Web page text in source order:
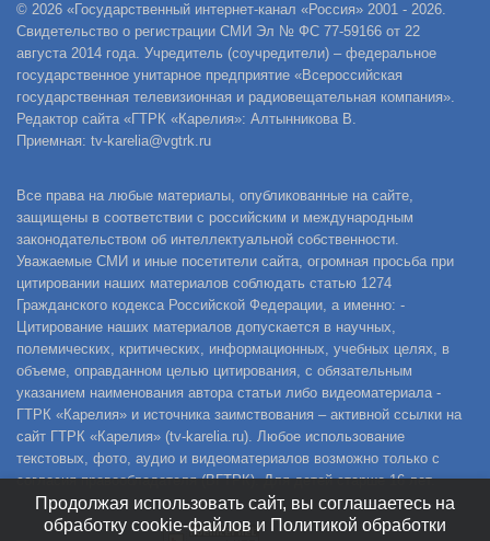
© 2026 «Государственный интернет-канал «Россия» 2001 - 2026.
Свидетельство о регистрации СМИ Эл № ФС 77-59166 от 22
августа 2014 года. Учредитель (соучредители) – федеральное
государственное унитарное предприятие «Всероссийская
государственная телевизионная и радиовещательная компания».
Редактор сайта «ГТРК «Карелия»: Алтынникова В.
Приемная: tv-karelia@vgtrk.ru
Все права на любые материалы, опубликованные на сайте,
защищены в соответствии с российским и международным
законодательством об интеллектуальной собственности.
Уважаемые СМИ и иные посетители сайта, огромная просьба при
цитировании наших материалов соблюдать статью 1274
Гражданского кодекса Российской Федерации, а именно: -
Цитирование наших материалов допускается в научных,
полемических, критических, информационных, учебных целях, в
объеме, оправданном целью цитирования, с обязательным
указанием наименования автора статьи либо видеоматериала -
ГТРК «Карелия» и источника заимствования – активной ссылки на
сайт ГТРК «Карелия» (tv-karelia.ru). Любое использование
текстовых, фото, аудио и видеоматериалов возможно только с
согласия правообладателя (ВГТРК). Для детей старше 16 лет.
Продолжая использовать сайт, вы соглашаетесь на
обработку cookie-файлов и Политикой обработки